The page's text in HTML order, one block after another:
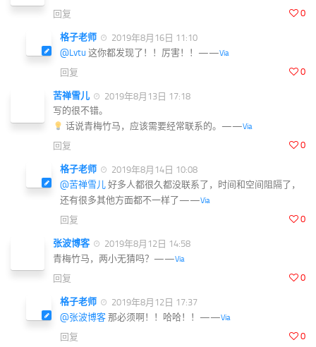
0
回复
格子老师
2019年8月16日 11:10
@Lvtu 这你都发现了！！厉害！！——Via
0
回复
苦禅雪儿
2019年8月13日 17:18
写的很不错。
话说青梅竹马，应该需要经常联系的。——Via
0
回复
格子老师
2019年8月14日 10:08
@苦禅雪儿 好多人都很久都没联系了，时间和空间阻隔了，
还有很多其他方面都不一样了——Via
0
回复
张波博客
2019年8月12日 14:58
青梅竹马，两小无猜吗？——Via
0
回复
格子老师
2019年8月12日 17:37
@张波博客 那必须啊！！哈哈！！——Via
0
回复